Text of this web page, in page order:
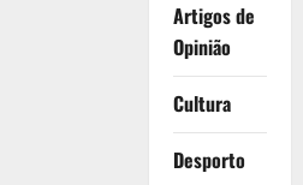
Artigos de
Opinião
Cultura
Desporto